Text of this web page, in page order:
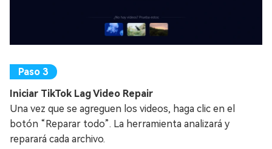
Iniciar TikTok Lag Video Repair
Una vez que se agreguen los videos, haga clic en el
botón “Reparar todo”. La herramienta analizará y
reparará cada archivo.